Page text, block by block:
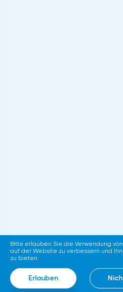
Bitte erlauben Sie die Verwendung
auf der Website zu verbessern und
zu bieten.
Erlauben